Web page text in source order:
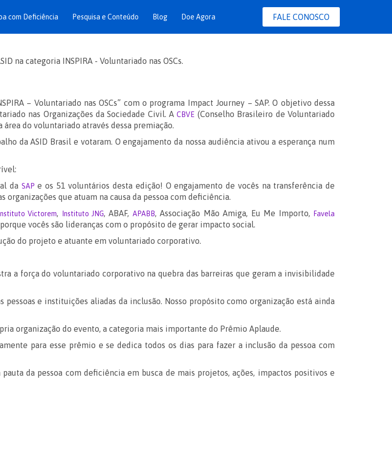
com Deficiência Pesquisa e Conteúdo Blog Doe Agora FALE CONOSCO
– Voluntariado nas OSCs” com o programa Impact Journey – SAP. O objetivo dessa
nas Organizações da Sociedade Civil. ACBVE (Conselho Brasileiro de Voluntariado
do voluntariado através dessa premiação.
da ASID Brasil e votaram. O engajamento da nossa audiência ativou a esperança num
da SAP e os 51 voluntários desta edição! O engajamento de vocês na transferência de
que atuam na causa da pessoa com deficiência.
Instituto Victorem, Instituto JNG, ABAF, APABB, Associação Mão Amiga, Eu Me Importo,
Favela
vocês são lideranças com o propósito de gerar impacto social.
do projeto e atuante em voluntariado corporativo.
a força do voluntariado corporativo na quebra das barreiras que geram a invisibilidade
e instituições aliadas da inclusão. Nosso propósito como organização está ainda
organização do evento, a categoria mais importante do Prêmio Aplaude.
para esse prêmio e se dedica todos os dias para fazer a inclusão da pessoa com
da pessoa com deficiência em busca de mais projetos, ações, impactos positivos e